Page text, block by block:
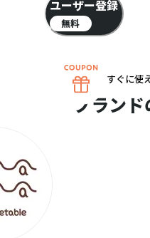
ブラン
ユーザー登録
無料
すぐに使